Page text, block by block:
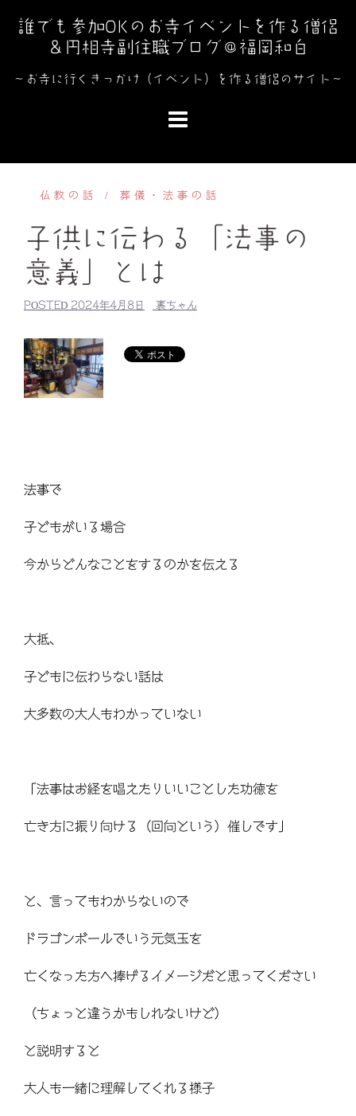
キ
誰でも参加OKのお寺イベントを作る僧侶
＆円相寺副住職ブログ＠福岡和白
～お寺に行くきっかけ（イベント）を作る僧侶のサイト～
仏教の話 葬儀・法事の話
子供に伝わる「法事の
意義」とは
POSTED 2024年4月8日 裏ちゃん
法事で
子どもがいる場合
今からどんなことをするのかを伝える
大抵、
子どもに伝わらない話は
大多数の大人もわかっていない
「法事はお経を唱えたりいいことした功徳を
亡き方に振り向ける（回向という）催しです」
と、言ってもわからないので
ドラゴンボールでいう元気玉を
亡くなった方へ捧げるイメージだと思ってください
（ちょっと違うかもしれないけど）
と説明すると
大人も一緒に理解してくれる様子